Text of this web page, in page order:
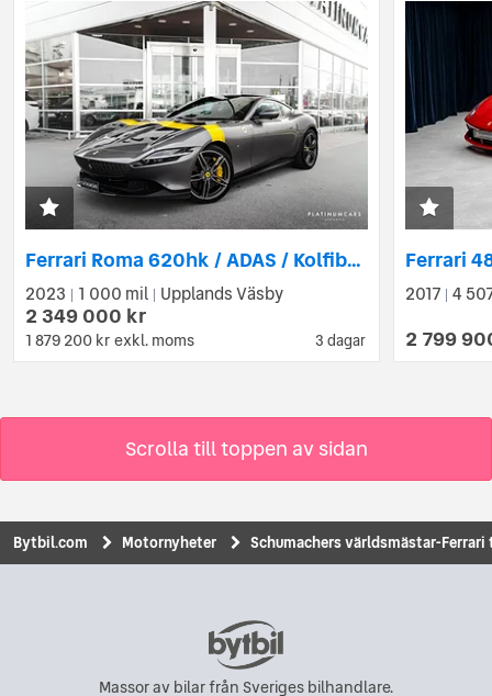
3 dagar
Ferrari Roma 620hk / ADAS / Kolfiber / LEASEBAR
2023 1 000 mil Upplands Väsby
2 349 000 kr
1 879 200 kr exkl. moms
2017 4
2 799
Scrolla till toppen av sidan
Bytbil.com Motornyheter Schumachers världsmästar-
Massor av bilar från Sveriges bilhandlare.